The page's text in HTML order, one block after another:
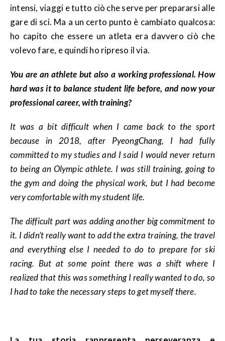
intensi, viaggi e tutto ciò che serve per prepararsi alle
gare di sci. Ma a un certo punto è cambiato qualcosa:
ho capito che essere un atleta era davvero ciò che
volevo fare, e quindi ho ripreso il via.
You are an athlete but also a working professional. How
hard was it to balance student life before, and now your
professional career, with training?
It was a bit difficult when I came back to the sport
because in 2018, after PyeongChang, I had fully
committed to my studies and I said I would never return
to being an Olympic athlete. I was still training, going to
the gym and doing the physical work, but I had become
very comfortable with my student life.
The difficult part was adding another big commitment to
it. I didn’t really want to add the extra training, the travel
and everything else I needed to do to prepare for ski
racing. But at some point there was a shift where I
realized that this was something I really wanted to do, so
I had to take the necessary steps to get myself there.